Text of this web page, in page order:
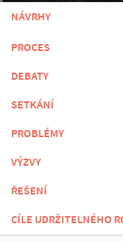
NÁVRHY
PROCES
DEBATY
SETKÁNÍ
PROBLÉMY
VÝZVY
ŘEŠENÍ
CÍLE UDRŽITELNÉHO